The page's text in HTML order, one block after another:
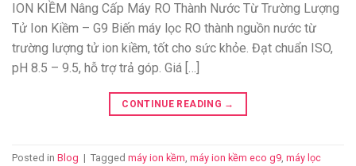
ION KIỀM Nâng Cấp Máy RO Thành Nước Từ Trường Lượng
Tử Ion Kiềm – G9 Biến máy lọc RO thành nguồn nước từ
trường lượng tử ion kiềm, tốt cho sức khỏe. Đạt chuẩn ISO,
pH 8.5 – 9.5, hỗ trợ trả góp. Giá […]
CONTINUE READING →
Posted in Blog | Tagged máy ion kềm máy ion kềm eco g9 máy lọc